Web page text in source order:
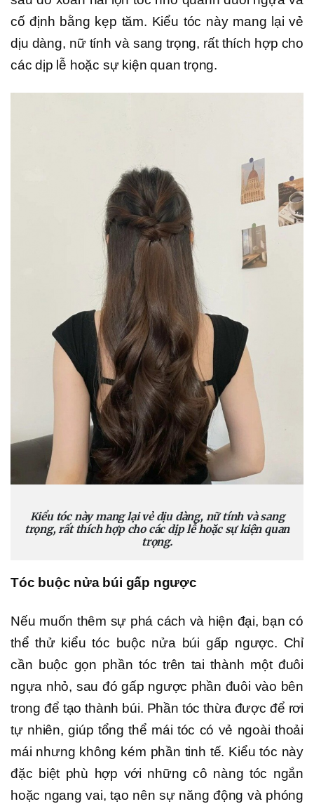
cố định bằng kẹp tăm. Kiểu tóc này mang lại vẻ
dịu dàng, nữ tính và sang trọng, rất thích hợp cho
các dịp lễ hoặc sự kiện quan trọng.
Kiểu tóc này mang lại vẻ dịu dàng, nữ tính và sang
trọng, rất thích hợp cho các dịp lễ hoặc sự kiện quan
trọng.
Tóc buộc nửa búi gấp ngược
Nếu muốn thêm sự phá cách và hiện đại, bạn có
thể thử kiểu tóc buộc nửa búi gấp ngược. Chỉ
cần buộc gọn phần tóc trên tai thành một đuôi
ngựa nhỏ, sau đó gấp ngược phần đuôi vào bên
trong để tạo thành búi. Phần tóc thừa được để rơi
tự nhiên, giúp tổng thể mái tóc có vẻ ngoài thoải
mái nhưng không kém phần tinh tế. Kiểu tóc này
đặc biệt phù hợp với những cô nàng tóc ngắn
hoặc ngang vai, tạo nên sự năng động và phóng